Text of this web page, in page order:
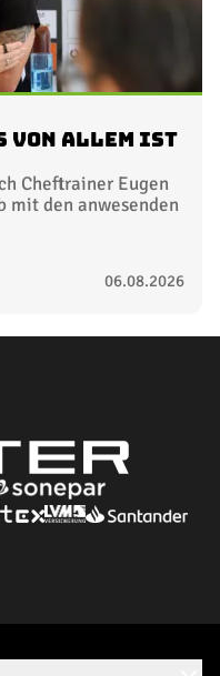
von allem ist
Cheftrainer Eugen
mit den anwesenden
06.08.2026